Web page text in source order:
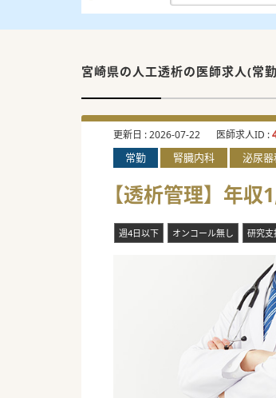
宮崎県の人工透析の医師求人(常
更新日 :2026-07-22 医師求人ID :
常勤 腎臓内科 泌尿器
【透析管理】年
週4日以下 オンコール無し 研究支